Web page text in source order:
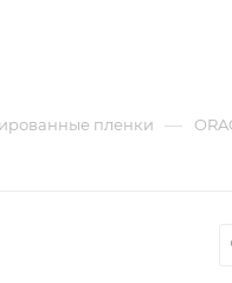
пленки —